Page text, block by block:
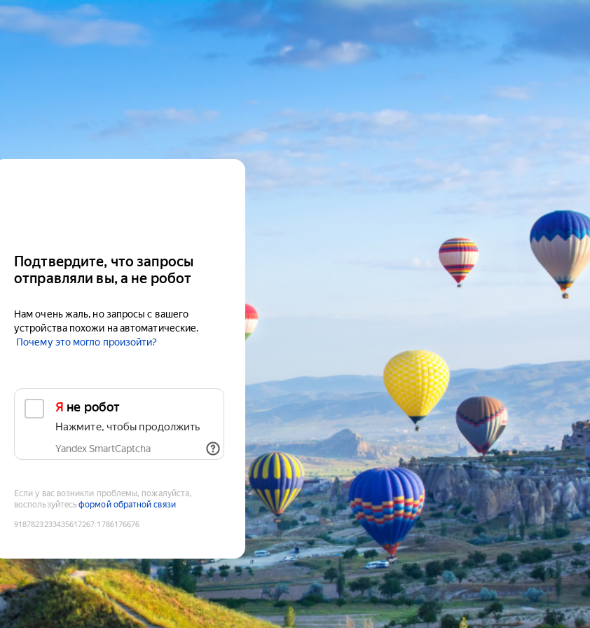
Подтвердите, что запросы
отправляли вы, а не робот
Нам очень жаль, но запросы с вашего
устройства похожи на автоматические.
Почему это могло произойти?
Я не робот
Нажмите, чтобы продолжить
Yandex SmartCaptcha
Если у вас возникли проблемы, пожалуйста,
воспользуйтесьформой обратной связи
9187823233435617267:1786176676